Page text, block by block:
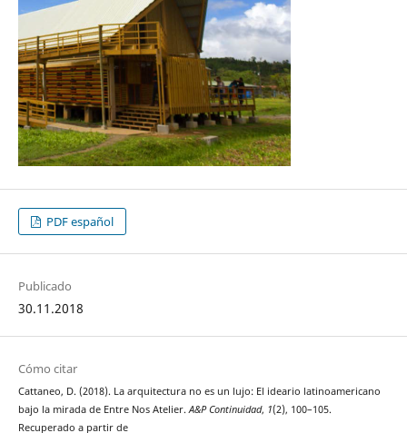
PDF español
Publicado
30.11.2018
Cómo citar
Cattaneo, D. (2018). La arquitectura no es un lujo: El ideario latinoamericano
bajo la mirada de Entre Nos Atelier.A&P Continuidad, 1(2), 100–105.
Recuperado a partir de